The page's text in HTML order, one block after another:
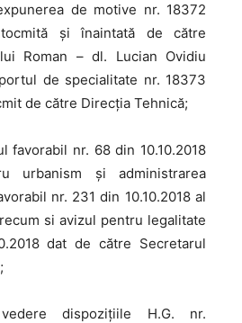
de motive nr. 18372
şi înaintată de către
Roman – dl. Lucian Ovidiu
de specialitate nr. 18373
de către Direcţia Tehnică;
favorabil nr. 68 din 10.10.2018
urbanism şi administrarea
nr. 231 din 10.10.2018 al
si avizul pentru legalitate
dat de către Secretarul
dispoziţiile H.G. nr.